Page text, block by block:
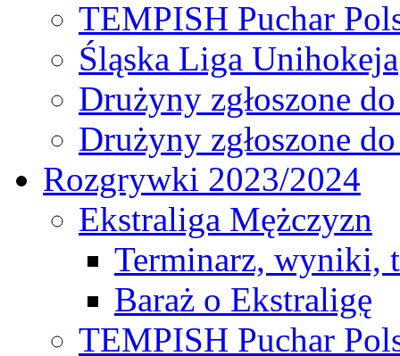
TEMPISH Puchar
Śląska Liga Unihokeja
Drużyny zgłoszone
Drużyny zgłoszone
Rozgrywki 2023/2024
Ekstraliga Mężczyzn
Terminarz, wyniki,
Baraż o Ekstraligę
TEMPISH Puchar